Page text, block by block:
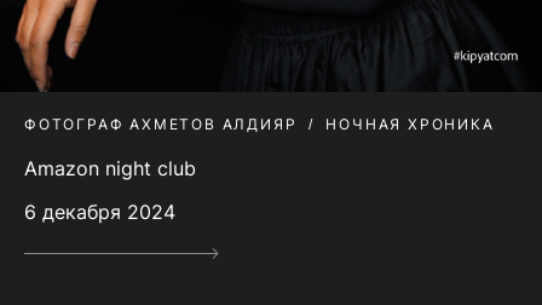
ФОТОГРАФ АХМЕТОВ АЛДИЯР НОЧНАЯ ХРОНИКА
Amazon night club
6 декабря 2024